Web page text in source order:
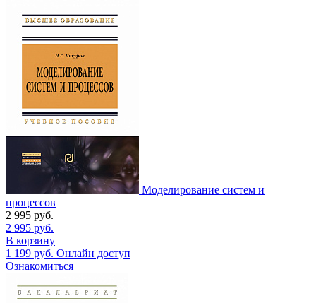
Моделирование систем и
процессов
2 995 руб.
2 995 руб.
В корзину
1 199 руб. Онлайн доступ
Ознакомиться